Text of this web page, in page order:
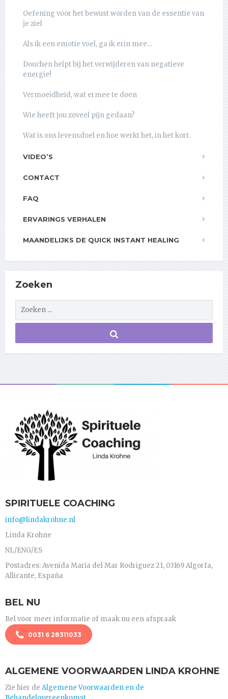
Oefening voor het bewust worden van de essentie van
je ziel
Als ik een emotie voel, ga ik erin mee…
Douchen helpt bij het verwijderen van negatieve
energie!
Vermoeidheid, wat ermee te doen
Wie heeft jou zoveel pijn gedaan?
Wat is ons levensdoel en hoe werkt het, in het kort.
VIDEO’S
CONTACT
FAQ
ERVARINGS VERHALEN
MAANDELIJKS DE QUICK INSTANT HEALING
Zoeken
SPIRITUELE COACHING
info@lindakrohne.nl
Linda Krohne
NL/ENG/ES
Postadres: Avenida Maria del Mar Rodriguez 21, 03169 Algorfa,
Allicante, España
BEL NU
Bel voor meer informatie of maak nu een afspraak
0031 6 28311033
ALGEMENE VOORWAARDEN LINDA KROHNE
Zie hier de Algemene Voorwaarden en de